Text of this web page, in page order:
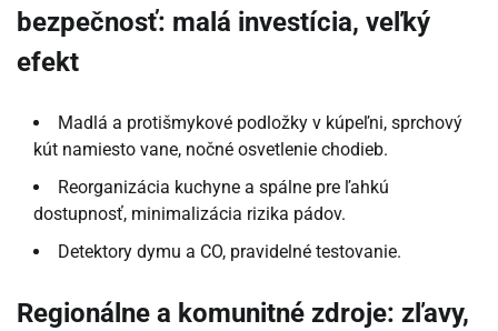
bezpečnosť: malá investícia, veľký
efekt
Madlá a protišmykové podložky v kúpeľni, sprchový
kút namiesto vane, nočné osvetlenie chodieb.
Reorganizácia kuchyne a spálne pre ľahkú
dostupnosť, minimalizácia rizika pádov.
Detektory dymu a CO, pravidelné testovanie.
Regionálne a komunitné zdroje: zľavy,